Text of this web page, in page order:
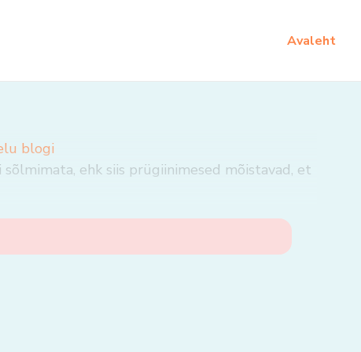
Avaleht
blogi
ehk siis prügiinimesed mõistavad, et